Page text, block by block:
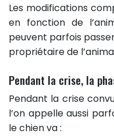
Les modifications
en fonction de
peuvent parfois
propriétaire de
Pendant la crise, la
Pendant la crise
l’on appelle aussi
le chien va :